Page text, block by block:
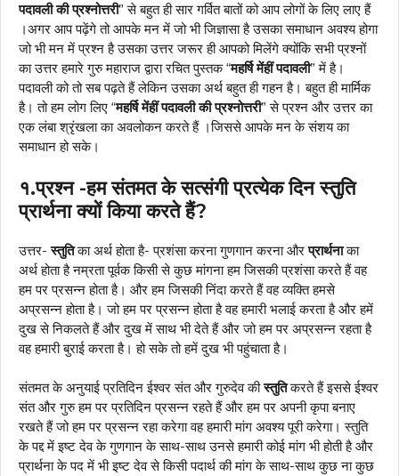
पदावली की प्रश्नोत्तरी” से बहुत ही सार गर्वित बातों को आप लोगों के लिए लाए हैं
।अगर आप पढ़ेंगे तो आपके मन में जो भी जिज्ञासा है उसका समाधान अवश्य होगा
जो भी मन में प्रश्न है उसका उत्तर जरूर ही आपको मिलेंगे क्योंकि सभी प्रश्नों
का उत्तर हमारे गुरु महाराज द्वारा रचित पुस्तक “महर्षि मेंहीं पदावली” में है।
पदावली को तो सब पढ़ते हैं लेकिन उसका अर्थ बहुत ही गहन है। बहुत ही मार्मिक
है। तो हम लोग लिए “महर्षि मेंहीं पदावली की प्रश्नोत्तरी” से प्रश्न और उत्तर का
एक लंबा श्रृंखला का अवलोकन करते हैं ।जिससे आपके मन के संशय का
समाधान हो सके।
१.प्रश्न -हम संतमत के सत्संगी प्रत्येक दिन स्तुति
प्रार्थना क्यों किया करते हैं?
उत्तर-स्तुतिका अर्थ होता है- प्रशंसा करना गुणगान करना औरप्रार्थनाका
अर्थ होता है नम्रता पूर्वक किसी से कुछ मांगना हम जिसकी प्रशंसा करते हैं वह
हम पर प्रसन्न होता है। और हम जिसकी निंदा करते हैं वह व्यक्ति हमसे
अप्रसन्न होता है। जो हम पर प्रसन्न होता है वह हमारी भलाई करता है और हमें
दुख से निकलते हैं और दुख में साथ भी देते हैं और जो हम पर अप्रसन्न रहता है
वह हमारी बुराई करता है। हो सके तो हमें दुख भी पहुंचाता है।
संतमत के अनुयाई प्रतिदिन ईश्वर संत और गुरुदेव कीस्तुतिकरते हैं इससे ईश्वर
संत और गुरु हम पर प्रतिदिन प्रसन्न रहते हैं और हम पर अपनी कृपा बनाए
रखते हैं जो हम पर प्रसन्न रहा करेगा वह हमारी मांग अवश्य पूरी करेगा। स्तुति
के पद्द में इष्ट देव के गुणगान के साथ-साथ उनसे हमारी कोई मांग भी होती है और
प्रार्थना के पद में भी इष्ट देव से किसी पदार्थ की मांग के साथ-साथ कुछ ना कुछ